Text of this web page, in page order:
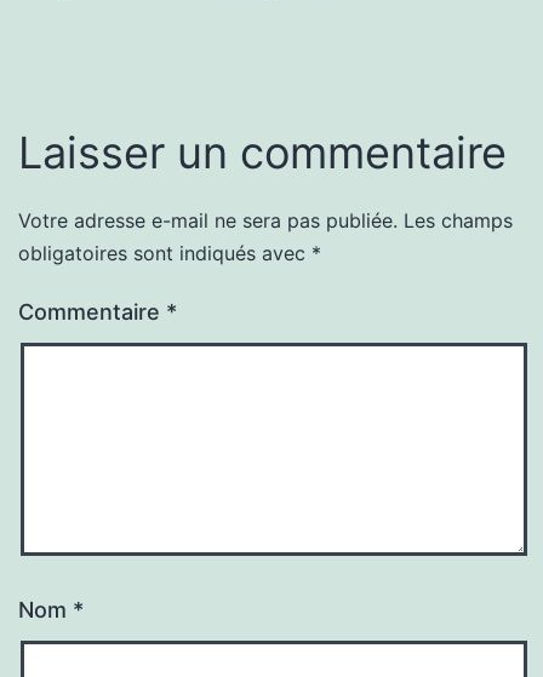
Laisser un commentaire
Votre adresse e-mail ne sera pas publiée. Les champs
obligatoires sont indiqués avec *
Commentaire *
Nom *